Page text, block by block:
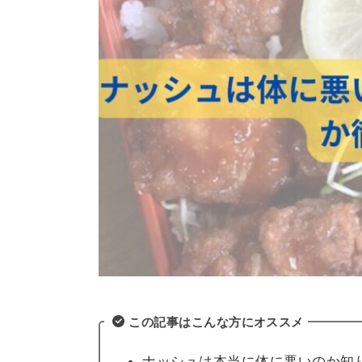
この記事はこんな方にオススメ